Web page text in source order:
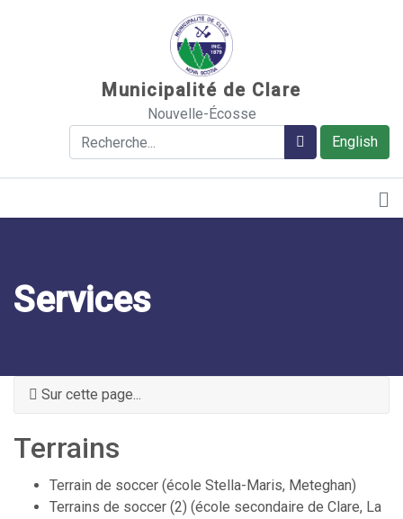
Municipalité de Clare
Nouvelle-Écosse
English
Rechercher Rechercher
Services
Sur cette page...
Terrains
Terrain de soccer (école Stella-Maris, Meteghan)
Terrains de soccer (2) (école secondaire de Clare, La